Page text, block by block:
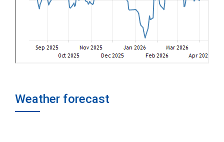
Weather forecast